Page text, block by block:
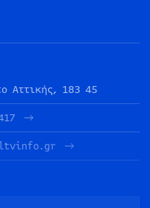
Αττικής, 183 45